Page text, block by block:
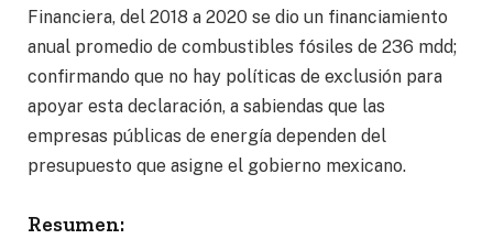
Financiera, del 2018 a 2020 se dio un financiamiento
anual promedio de combustibles fósiles de 236 mdd;
confirmando que no hay políticas de exclusión para
apoyar esta declaración, a sabiendas que las
empresas públicas de energía dependen del
presupuesto que asigne el gobierno mexicano.
Resumen: